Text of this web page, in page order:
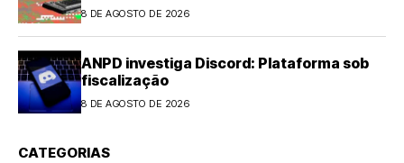
8 DE AGOSTO DE 2026
ANPD investiga Discord: Plataforma sob
fiscalização
8 DE AGOSTO DE 2026
CATEGORIAS